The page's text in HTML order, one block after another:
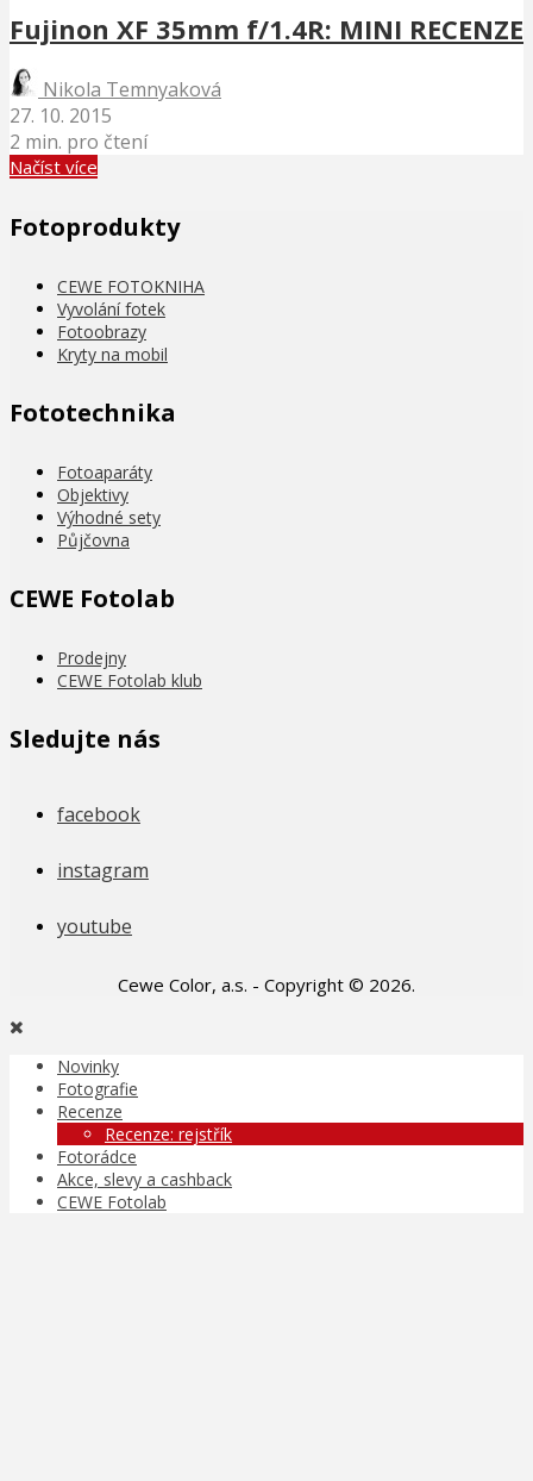
Fujinon XF 35mm f/1.4R: MINI RECENZE
Nikola Temnyaková
27. 10. 2015
2 min. pro čtení
Načíst více
Fotoprodukty
CEWE FOTOKNIHA
Vyvolání fotek
Fotoobrazy
Kryty na mobil
Fototechnika
Fotoaparáty
Objektivy
Výhodné sety
Půjčovna
CEWE Fotolab
Prodejny
CEWE Fotolab klub
Sledujte nás
facebook
instagram
youtube
Cewe Color, a.s. - Copyright © 2026.
Novinky
Fotografie
Recenze
Recenze: rejstřík
Fotorádce
Akce, slevy a cashback
CEWE Fotolab